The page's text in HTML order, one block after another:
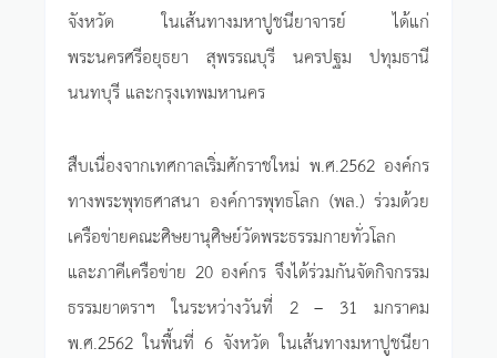
จังหวัด ในเส้นทางมหาปูชนียาจารย์ ได้แก่
พระนครศรีอยุธยา สุพรรณบุรี นครปฐม ปทุมธานี
นนทบุรี และกรุงเทพมหานคร
สืบเนื่องจากเทศกาลเริ่มศักราชใหม่ พ.ศ.2562 องค์กร
ทางพระพุทธศาสนา องค์การพุทธโลก (พล.) ร่วมด้วย
เครือข่ายคณะศิษยานุศิษย์วัดพระธรรมกายทั่วโลก
และภาคีเครือข่าย 20 องค์กร จึงได้ร่วมกันจัดกิจกรรม
ธรรมยาตราฯ ในระหว่างวันที่ 2 – 31 มกราคม
พ.ศ.2562 ในพื้นที่ 6 จังหวัด ในเส้นทางมหาปูชนียา